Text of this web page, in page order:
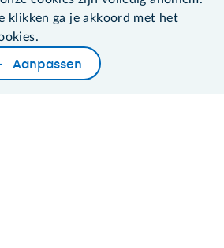
DelenWoordenboek
klikken ga je akkoord met het
Aanpassen